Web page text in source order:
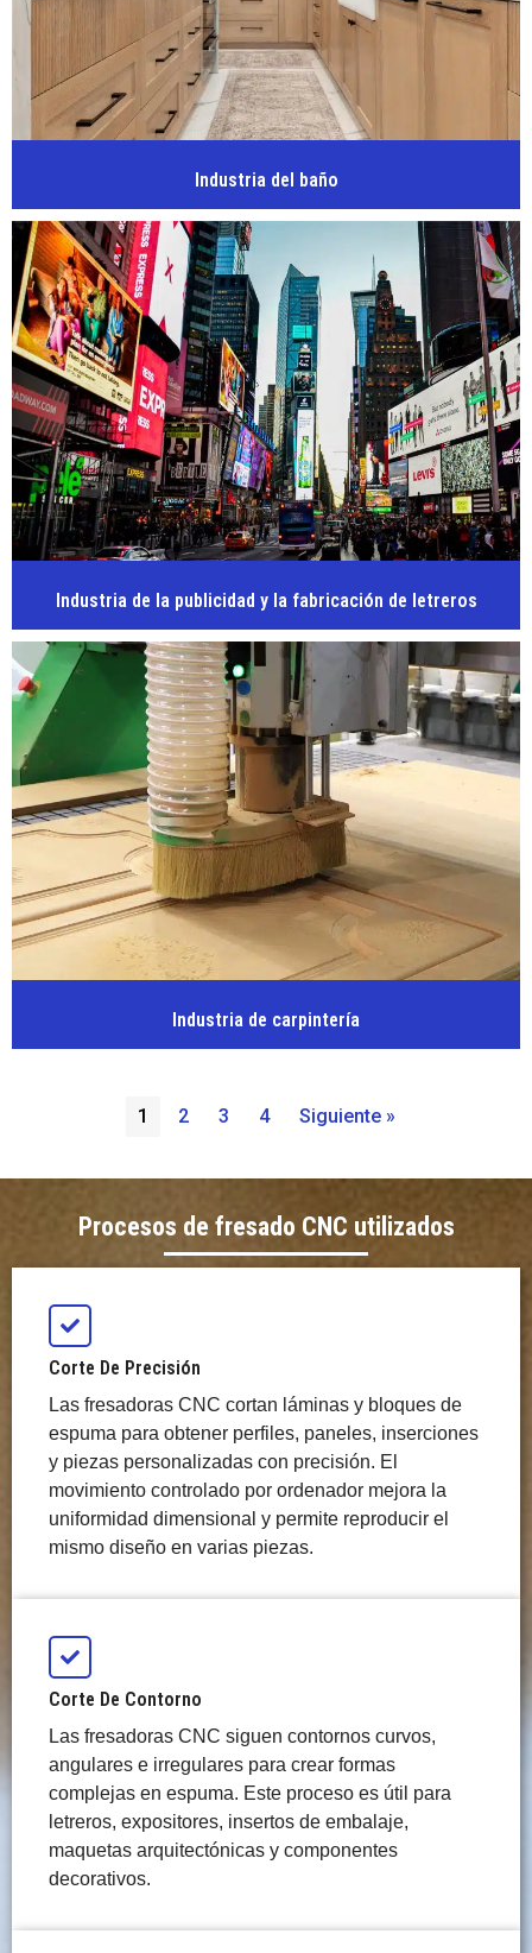
Industria del baño
Industria de la publicidad y la fabricación de letreros
Industria de carpintería
1 2 3 4 Siguiente »
Procesos de fresado CNC utilizados
Corte De Precisión
Las fresadoras CNC cortan láminas y bloques de
espuma para obtener perfiles, paneles, inserciones
y piezas personalizadas con precisión. El
movimiento controlado por ordenador mejora la
uniformidad dimensional y permite reproducir el
mismo diseño en varias piezas.
Corte De Contorno
Las fresadoras CNC siguen contornos curvos,
angulares e irregulares para crear formas
complejas en espuma. Este proceso es útil para
letreros, expositores, insertos de embalaje,
maquetas arquitectónicas y componentes
decorativos.